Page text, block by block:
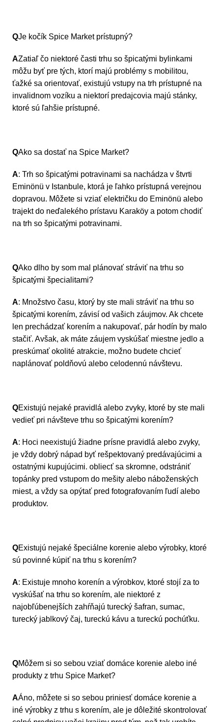
QJe kočík Spice Market prístupný?
AZatiaľ čo niektoré časti trhu so špicatými bylinkami
môžu byť pre tých, ktorí majú problémy s mobilitou,
ťažké sa orientovať, existujú vstupy na trh prístupné na
invalidnom vozíku a niektorí predajcovia majú stánky,
ktoré sú ľahšie prístupné.
QAko sa dostať na Spice Market?
A: Trh so špicatými potravinami sa nachádza v štvrti
Eminönü v Istanbule, ktorá je ľahko prístupná verejnou
dopravou. Môžete si vziať električku do Eminönü alebo
trajekt do neďalekého prístavu Karaköy a potom chodiť
na trh so špicatými potravinami.
QAko dlho by som mal plánovať stráviť na trhu so
špicatými špecialitami?
A: Množstvo času, ktorý by ste mali stráviť na trhu so
špicatými korením, závisí od vašich záujmov. Ak chcete
len prechádzať korením a nakupovať, pár hodín by malo
stačiť. Avšak, ak máte záujem vyskúšať miestne jedlo a
preskúmať okolité atrakcie, možno budete chcieť
naplánovať poldňovú alebo celodennú návštevu.
QExistujú nejaké pravidlá alebo zvyky, ktoré by ste mali
vedieť pri návšteve trhu so špicatými korením?
A: Hoci neexistujú žiadne prísne pravidlá alebo zvyky,
je vždy dobrý nápad byť rešpektovaný predávajúcimi a
ostatnými kupujúcimi. obliecť sa skromne, odstrániť
topánky pred vstupom do mešity alebo náboženských
miest, a vždy sa opýtať pred fotografovaním ľudí alebo
produktov.
QExistujú nejaké špeciálne korenie alebo výrobky, ktoré
sú povinné kúpiť na trhu s korením?
A: Existuje mnoho korenín a výrobkov, ktoré stojí za to
vyskúšať na trhu so korením, ale niektoré z
najobľúbenejších zahŕňajú turecký šafran, sumac,
turecký jablkový čaj, tureckú kávu a tureckú pochúťku.
QMôžem si so sebou vziať domáce korenie alebo iné
produkty z trhu Spice Market?
AÁno, môžete si so sebou priniesť domáce korenie a
iné výrobky z trhu s korením, ale je dôležité skontrolovať